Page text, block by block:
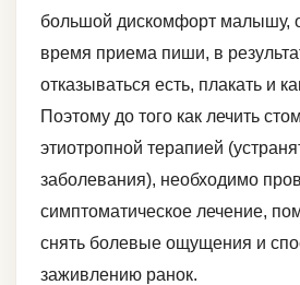
большой дискомфорт малышу,
время приема пиши, в
отказываться есть, плакать и
Поэтому до того как лечить
этиотропной терапией
заболевания), необходимо
симптоматическое лечение,
снять болевые ощущения и
заживлению ранок.